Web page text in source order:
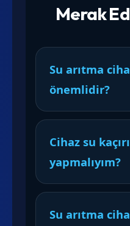
Merak
Su arıtma
önemlidir?
Cihaz su
yapmalıyım?
Su arıtma